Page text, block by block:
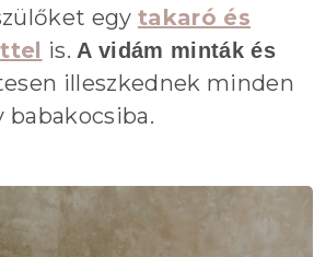
egy takaró és
is.A vidám minták és
illeszkednek minden
babakocsiba.